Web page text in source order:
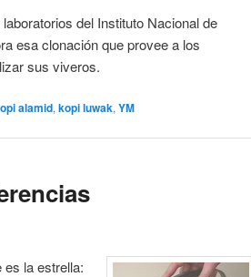
del Instituto Nacional de
esa clonación que provee a los
sus viveros.
alamid, kopi luwak, YM
la estrella: